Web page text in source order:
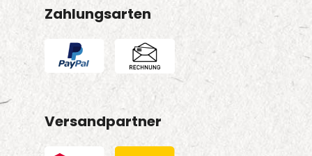
Zahlungsarten
Versandpartner